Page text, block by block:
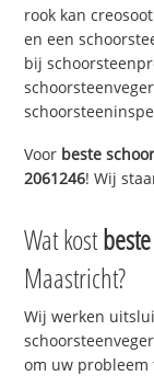
rook kan
en een
bij
Voor beste
2061246! Wij
Wat kost
Maastricht?
Wij werken
om uw probleem